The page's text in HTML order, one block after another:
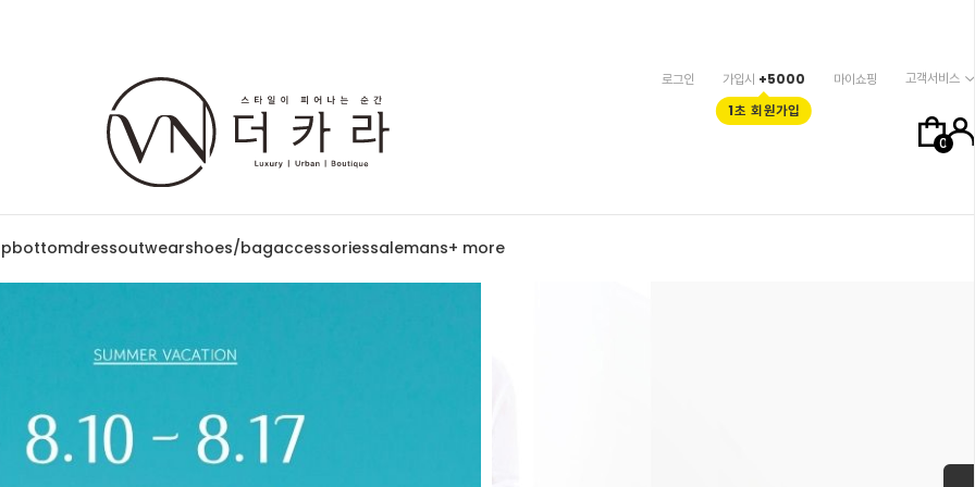
0
로그인 가입시 +5000
1초 회원가입
마이쇼핑 고객서비스
bottomdressoutwearshoes/bagaccessoriessalemans+ more